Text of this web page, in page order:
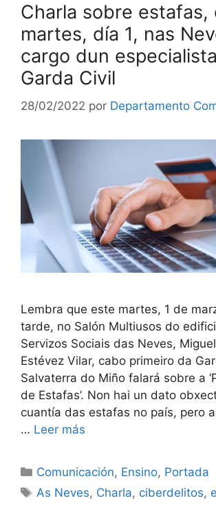
Charla sobre estafas,
martes, día 1, nas
cargo dun
Garda Civil
28/02/2022 por Departamento
Lembra que este martes, 1 de
tarde, no Salón Multiusos do
Servizos Sociais das Neves,
Estévez Vilar, cabo primeiro da
Salvaterra do Miño falará sobre a
de Estafas’. Non hai un dato
cuantía das estafas no país, pero
… Leer más
Comunicación, Ensino, Portada
As Neves, Charla, ciberdelitos,